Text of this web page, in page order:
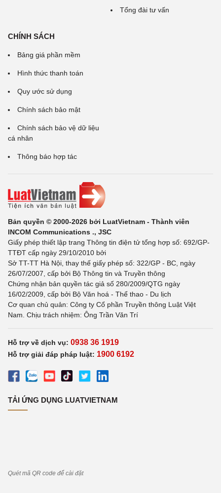
Tổng đài tư vấn
CHÍNH SÁCH
Bảng giá phần mềm
Hình thức thanh toán
Quy ước sử dụng
Chính sách bảo mật
Chính sách bảo vệ dữ liệu
cá nhân
Thông báo hợp tác
Bản quyền © 2000-2026 bởi LuatVietnam - Thành viên
INCOM Communications ., JSC
Giấy phép thiết lập trang Thông tin điện tử tổng hợp số: 692/GP-
TTĐT cấp ngày 29/10/2010 bởi
Sở TT-TT Hà Nội, thay thế giấy phép số: 322/GP - BC, ngày
26/07/2007, cấp bởi Bộ Thông tin và Truyền thông
Chứng nhận bản quyền tác giả số 280/2009/QTG ngày
16/02/2009, cấp bởi Bộ Văn hoá - Thể thao - Du lịch
Cơ quan chủ quản: Công ty Cổ phần Truyền thông Luật Việt
Nam. Chịu trách nhiệm: Ông Trần Văn Trí
Hỗ trợ về dịch vụ: 0938 36 1919
Hỗ trợ giải đáp pháp luật: 1900 6192
TẢI ỨNG DỤNG LUATVIETNAM
Quét mã QR code để cài đặt